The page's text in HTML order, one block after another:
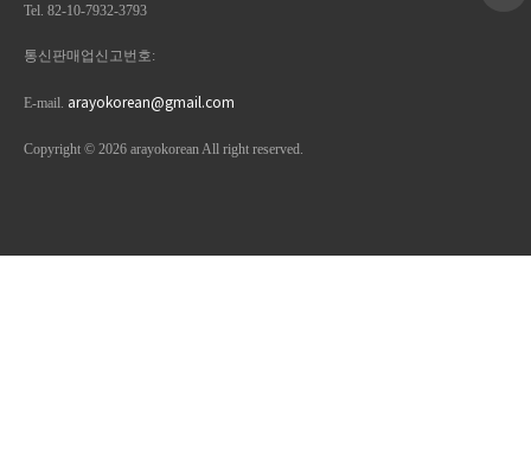
Tel. 82-10-7932-3793
통신판매업신고번호:
E-mail. arayokorean@gmail.com
Copyright © 2026 arayokorean All right reserved.